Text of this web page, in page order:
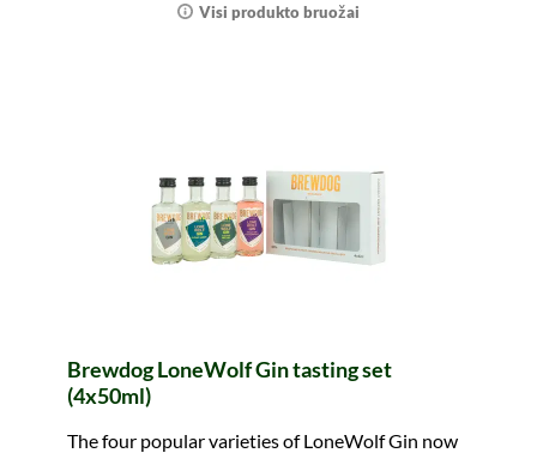
Visi produkto bruožai
Brewdog LoneWolf Gin tasting set
(4x50ml)
The four popular varieties of LoneWolf Gin now